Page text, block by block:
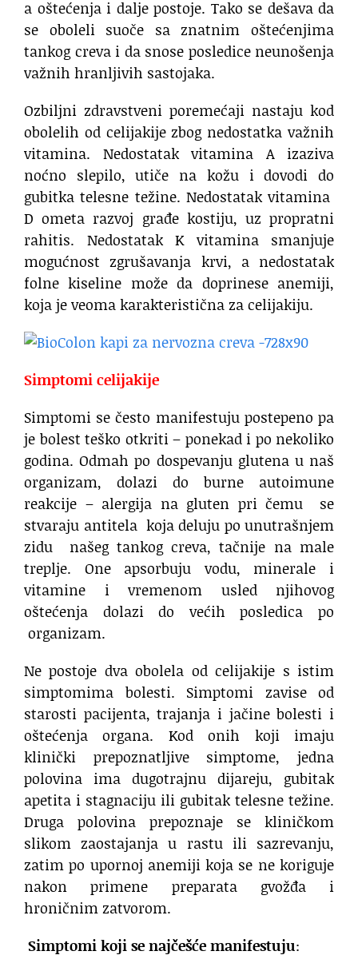
a oštećenja i dalje postoje. Tako se dešava da
se oboleli suoče sa znatnim oštećenjima
tankog creva i da snose posledice neunošenja
važnih hranljivih sastojaka.
Ozbiljni zdravstveni poremećaji nastaju kod
obolelih od celijakije zbog nedostatka važnih
vitamina. Nedostatak vitamina A izaziva
noćno slepilo, utiče na kožu i dovodi do
gubitka telesne težine. Nedostatak vitamina
D ometa razvoj građe kostiju, uz propratni
rahitis. Nedostatak K vitamina smanjuje
mogućnost zgrušavanja krvi, a nedostatak
folne kiseline može da doprinese anemiji,
koja je veoma karakteristična za celijakiju.
Simptomi celijakije
Simptomi se često manifestuju postepeno pa
je bolest teško otkriti – ponekad i po nekoliko
godina. Odmah po dospevanju glutena u naš
organizam, dolazi do burne autoimune
reakcije – alergija na gluten pri čemu se
stvaraju antitela koja deluju po unutrašnjem
zidu našeg tankog creva, tačnije na male
treplje. One apsorbuju vodu, minerale i
vitamine i vremenom usled njihovog
oštećenja dolazi do većih posledica po
organizam.
Ne postoje dva obolela od celijakije s istim
simptomima bolesti. Simptomi zavise od
starosti pacijenta, trajanja i jačine bolesti i
oštećenja organa. Kod onih koji imaju
klinički prepoznatljive simptome, jedna
polovina ima dugotrajnu dijareju, gubitak
apetita i stagnaciju ili gubitak telesne težine.
Druga polovina prepoznaje se kliničkom
slikom zaostajanja u rastu ili sazrevanju,
zatim po upornoj anemiji koja se ne koriguje
nakon primene preparata gvožđa i
hroničnim zatvorom.
Simptomi koji se najčešće manifestuju: